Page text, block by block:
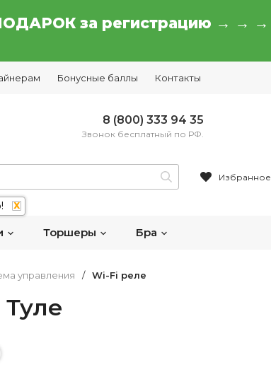
за регистрацию → → →
Бонусные баллы Контакты
8 (800) 333 94 35
Звонок бесплатный по РФ.
X
Избранное
Торшеры Бра
управления / Wi-Fi реле